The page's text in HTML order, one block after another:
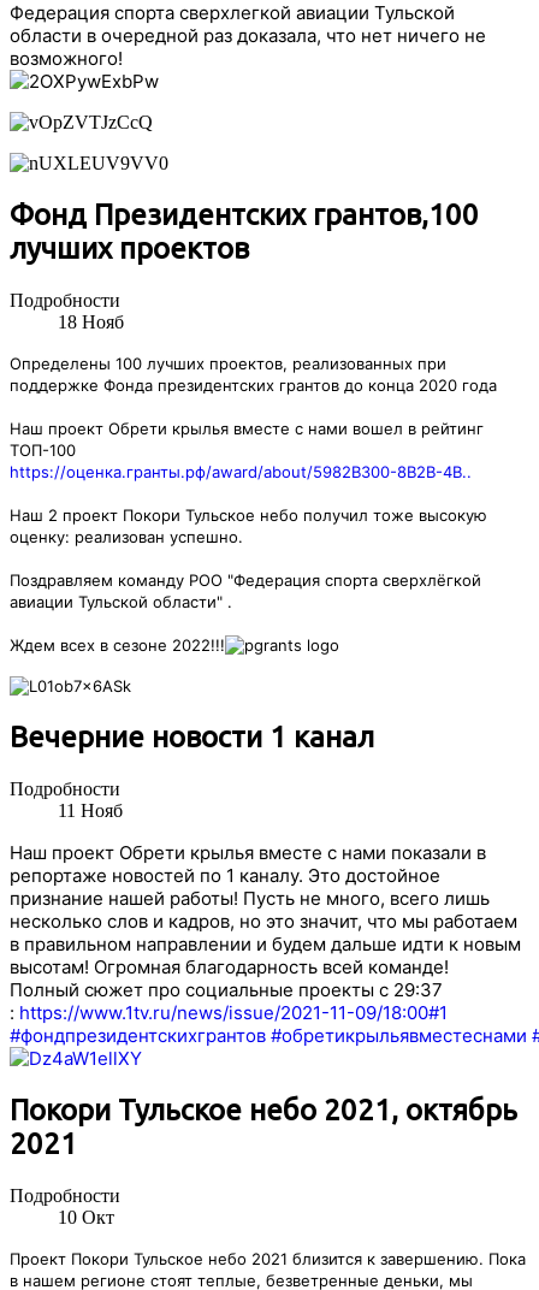
Федерация спорта сверхлегкой авиации Тульской
области в очередной раз доказала, что нет ничего не
возможного!
Фонд Президентских грантов,100
лучших проектов
Подробности
18 Нояб
Определены 100 лучших проектов, реализованных при
поддержке Фонда президентских грантов до конца 2020 года
Наш проект Обрети крылья вместе с нами вошел в рейтинг
ТОП-100
https://оценка.гранты.рф/award/about/5982B300-8B2B-4B..
Наш 2 проект Покори Тульское небо получил тоже высокую
оценку: реализован успешно.
Поздравляем команду РОО "Федерация спорта сверхлёгкой
авиации Тульской области" .
Ждем всех в сезоне 2022!!!
Вечерние новости 1 канал
Подробности
11 Нояб
Наш проект Обрети крылья вместе с нами показали в
репортаже новостей по 1 каналу. Это достойное
признание нашей работы! Пусть не много, всего лишь
несколько слов и кадров, но это значит, что мы работаем
в правильном направлении и будем дальше идти к новым
высотам! Огромная благодарность всей команде!
Полный сюжет про социальные проекты с 29:37
: https://www.1tv.ru/news/issue/2021-11-09/18:00#1
#фондпрезидентскихгрантов #обретикрыльявместеснами
Покори Тульское небо 2021, октябрь
2021
Подробности
10 Окт
Проект Покори Тульское небо 2021 близится к завершению. Пока
в нашем регионе стоят теплые, безветренные деньки, мы